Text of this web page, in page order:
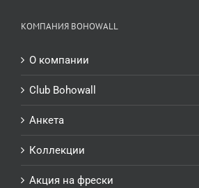
КОМПАНИЯ BOHOWALL
О компании
Club Bohowall
Анкета
Коллекции
Акция на фрески